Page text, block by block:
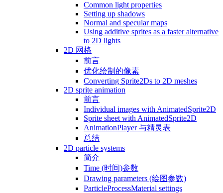
Common light properties
Setting up shadows
Normal and specular maps
Using additive sprites as a faster alternative
to 2D lights
2D 网格
前言
优化绘制的像素
Converting Sprite2Ds to 2D meshes
2D sprite animation
前言
Individual images with AnimatedSprite2D
Sprite sheet with AnimatedSprite2D
AnimationPlayer 与精灵表
总结
2D particle systems
简介
Time (时间)参数
Drawing parameters (绘图参数)
ParticleProcessMaterial settings